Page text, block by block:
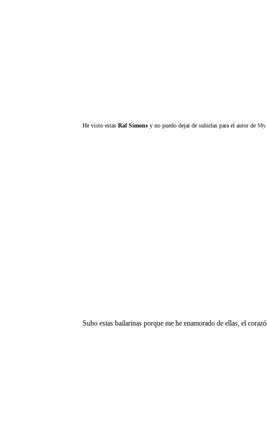
He visto estas Raf Simons y no puedo dejar de subirlas para el autor de My
Subo estas bailarinas porque me he enamorado de ellas, el